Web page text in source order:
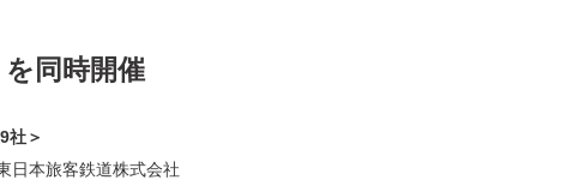
同時開催
社＞
客鉄道株式会社